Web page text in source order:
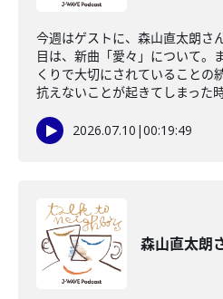
今週はゲストに、森山直太朗さ
目は、新曲「愛々」について。
くりで大切にされていることの
抗えないことが起きてしまった
2026.07.10 |00:19:49
森山直太朗